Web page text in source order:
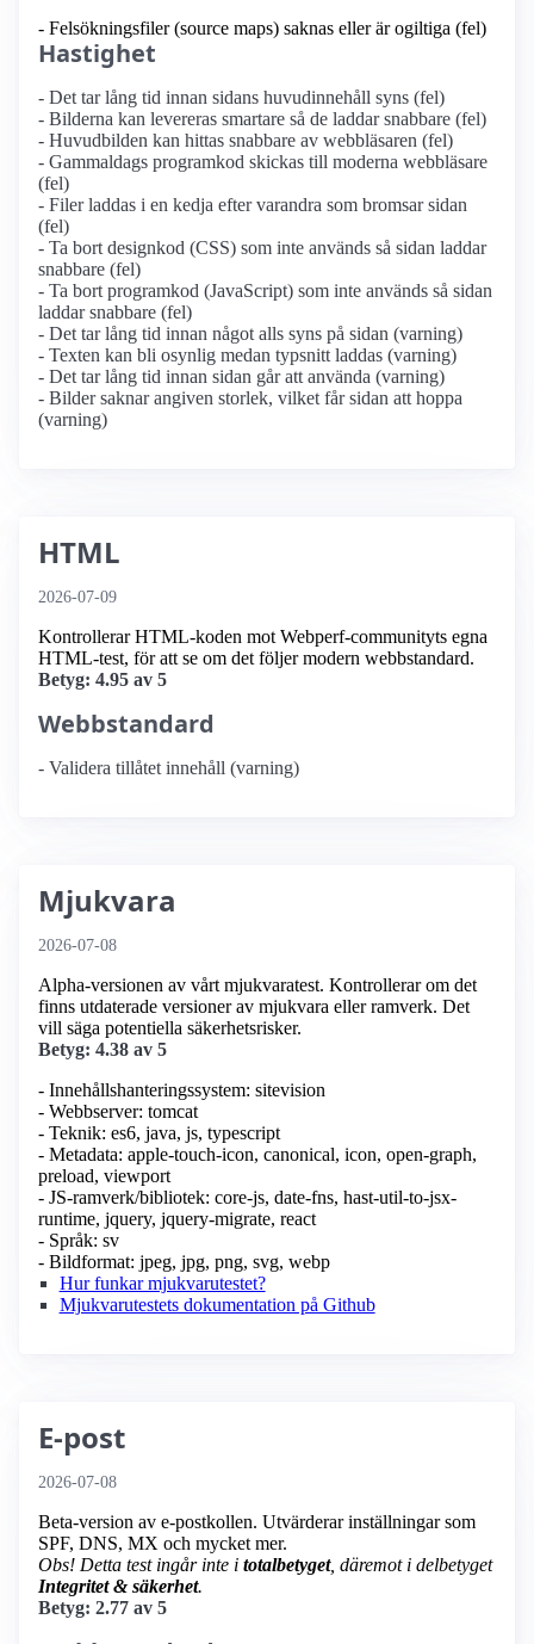
- Felsökningsfiler (source maps) saknas eller är ogiltiga (fel)
Hastighet
- Det tar lång tid innan sidans huvudinnehåll syns (fel)
- Bilderna kan levereras smartare så de laddar snabbare (fel)
- Huvudbilden kan hittas snabbare av webbläsaren (fel)
- Gammaldags programkod skickas till moderna webbläsare
(fel)
- Filer laddas i en kedja efter varandra som bromsar sidan
(fel)
- Ta bort designkod (CSS) som inte används så sidan laddar
snabbare (fel)
- Ta bort programkod (JavaScript) som inte används så sidan
laddar snabbare (fel)
- Det tar lång tid innan något alls syns på sidan (varning)
- Texten kan bli osynlig medan typsnitt laddas (varning)
- Det tar lång tid innan sidan går att använda (varning)
- Bilder saknar angiven storlek, vilket får sidan att hoppa
(varning)
HTML
2026-07-09
Kontrollerar HTML-koden mot Webperf-communityts egna
HTML-test, för att se om det följer modern webbstandard.
Betyg: 4.95 av 5
Webbstandard
- Validera tillåtet innehåll (varning)
Mjukvara
2026-07-08
Alpha-versionen av vårt mjukvaratest. Kontrollerar om det
finns utdaterade versioner av mjukvara eller ramverk. Det
vill säga potentiella säkerhetsrisker.
Betyg: 4.38 av 5
- Innehållshanteringssystem: sitevision
- Webbserver: tomcat
- Teknik: es6, java, js, typescript
- Metadata: apple-touch-icon, canonical, icon, open-graph,
preload, viewport
- JS-ramverk/bibliotek: core-js, date-fns, hast-util-to-jsx-
runtime, jquery, jquery-migrate, react
- Språk: sv
- Bildformat: jpeg, jpg, png, svg, webp
Hur funkar mjukvarutestet?
Mjukvarutestets dokumentation på Github
E-post
2026-07-08
Beta-version av e-postkollen. Utvärderar inställningar som
SPF, DNS, MX och mycket mer.
Obs! Detta test ingår inte i totalbetyget, däremot i delbetyget
Integritet & säkerhet.
Betyg: 2.77 av 5